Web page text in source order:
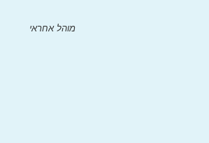
מוהל אחראי